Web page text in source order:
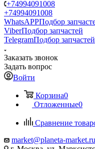
+74994091008
+74994091008
WhatsAPPПодбор
ViberПодбор запчастей
TelegramПодбор запчастей
Заказать звонок
Задать вопрос
Войти
Корзина0
Отложенные0
Сравнение
market@planeta-market.ru